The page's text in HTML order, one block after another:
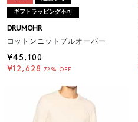
ギフトラッピング不可
DRUMOHR
コットンニットプルオーバー
¥45,100
¥12,628 72% OFF